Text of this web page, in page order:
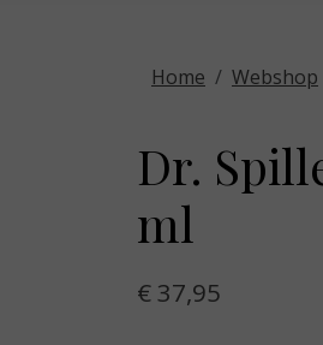
Home Webshop
Dr.
ml
€ 37,95